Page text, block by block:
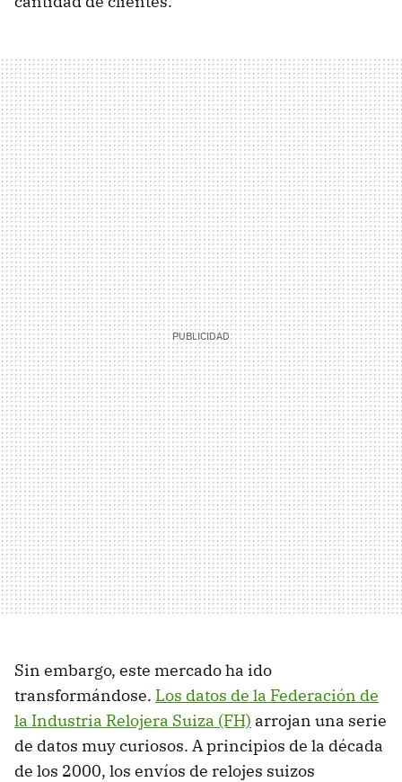
Sin embargo, este mercado ha ido
transformándose. Los datos de la Federación de
la Industria Relojera Suiza (FH) arrojan una serie
de datos muy curiosos. A principios de la década
de los 2000, los envíos de relojes suizos